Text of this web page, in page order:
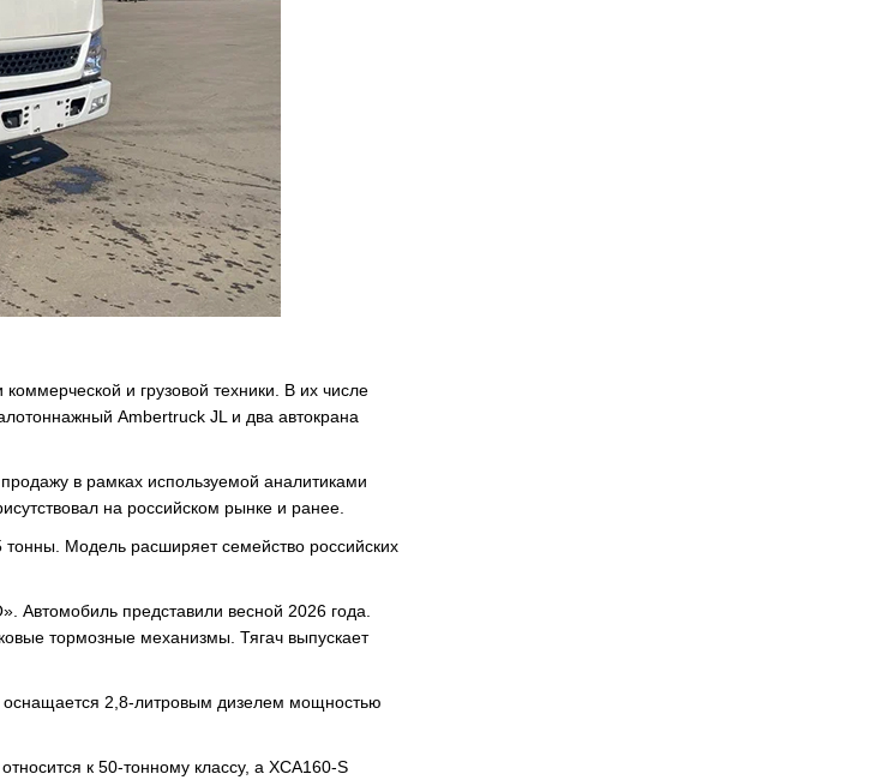
и грузовой техники. В их числе
Ambertruck JL и два автокрана
в рамках используемой аналитиками
на российском рынке и ранее.
тонны. Модель расширяет семейство российских
Автомобиль представили весной 2026 года.
тормозные механизмы. Тягач выпускает
оснащается 2,8-литровым дизелем мощностью
к 50-тонному классу, а XCA160-S